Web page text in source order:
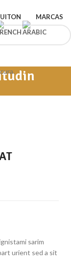
MARCAS
sarim
urient sed a sit